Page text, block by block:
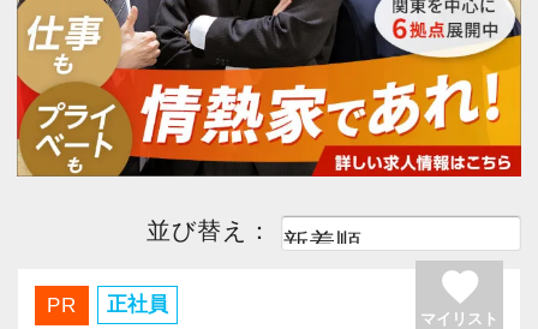
PC版サイトを見る
採用ご担当者様
並び替え：
PR 正社員 favorite
マイリスト